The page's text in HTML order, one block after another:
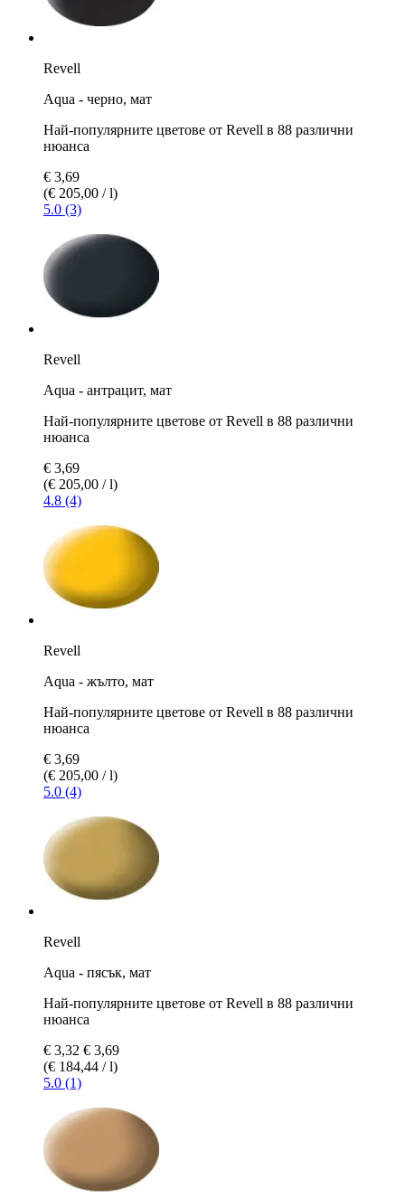
Revell
Aqua - черно, мат
Най-популярните цветове от Revell в 88 различни
нюанса
€ 3,69
(€ 205,00 / l)
5.0 (3)
Revell
Aqua - антрацит, мат
Най-популярните цветове от Revell в 88 различни
нюанса
€ 3,69
(€ 205,00 / l)
4.8 (4)
Revell
Aqua - жълто, мат
Най-популярните цветове от Revell в 88 различни
нюанса
€ 3,69
(€ 205,00 / l)
5.0 (4)
Revell
Aqua - пясък, мат
Най-популярните цветове от Revell в 88 различни
нюанса
€ 3,32 € 3,69
(€ 184,44 / l)
5.0 (1)